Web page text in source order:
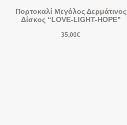
Πορτοκαλί Μεγάλος Δερμάτινος
Δίσκος “LOVE-LIGHT-HOPE”
35,00€